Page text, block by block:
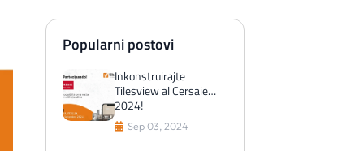
Popularni postovi
Inkonstruirajte
Tilesview al Cersaie
2024!
Sep 03, 2024